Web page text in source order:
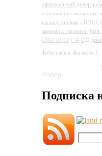
официальный дилер
ограничение мощности
расход топлива Ленд
замена по гарантии бмв
Discovery 4 ОД
фотографии формула-1
Ровер
Подписка